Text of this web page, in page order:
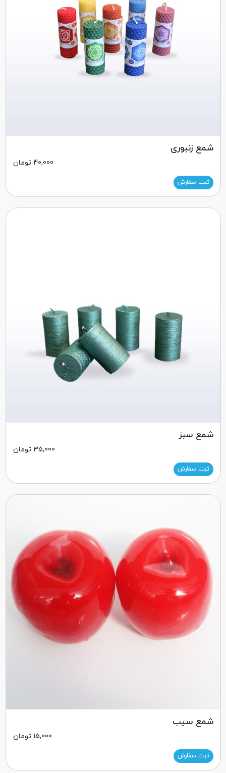
شمع زنبوری
40,000 تومان
ثبت سفارش
شمع سبز
35,000 تومان
ثبت سفارش
شمع سیب
15,000 تومان
ثبت سفارش